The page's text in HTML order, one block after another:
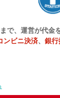
で、運営が代金
ンビニ決済、 銀行